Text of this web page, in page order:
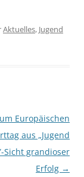
im
Aktuelles, Jugend
Europäischen
aus „Jugend
Sicht grandioser
Erfolg →